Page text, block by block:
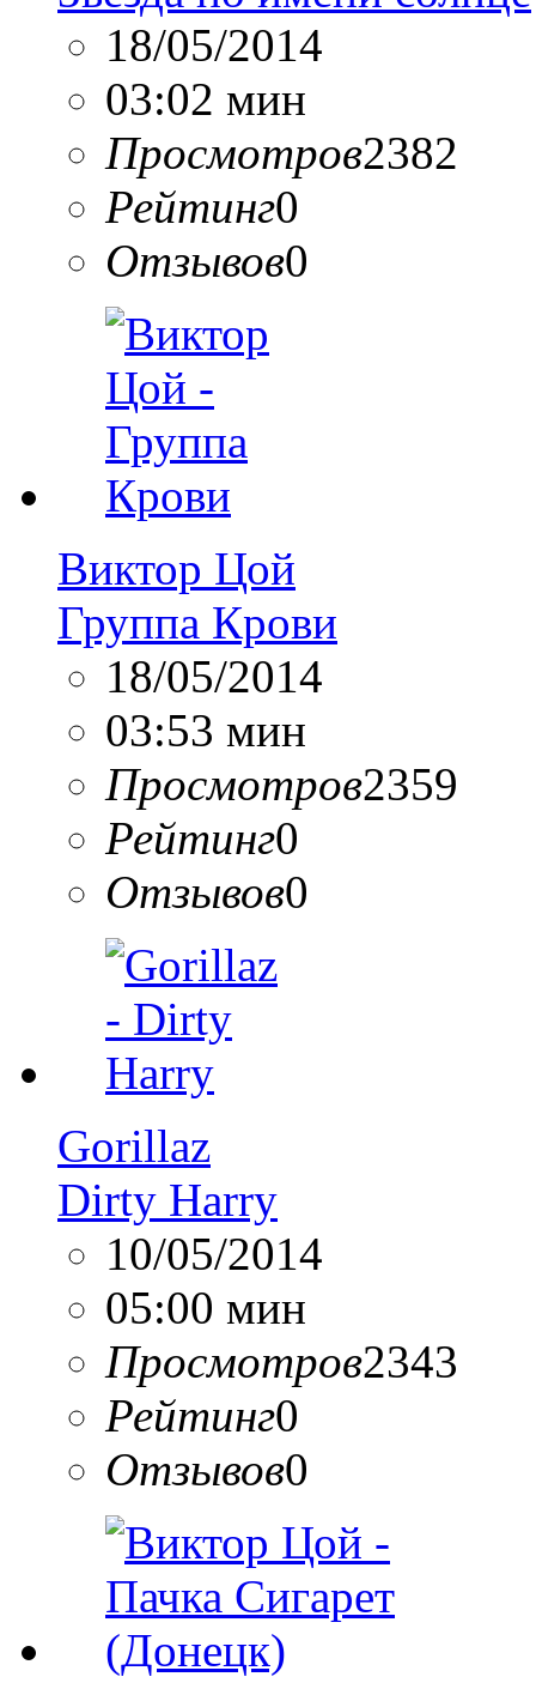
18/05/2014
03:02 мин
Просмотров2382
Рейтинг0
Отзывов0
Виктор Цой
Группа Крови
18/05/2014
03:53 мин
Просмотров2359
Рейтинг0
Отзывов0
Gorillaz
Dirty Harry
10/05/2014
05:00 мин
Просмотров2343
Рейтинг0
Отзывов0